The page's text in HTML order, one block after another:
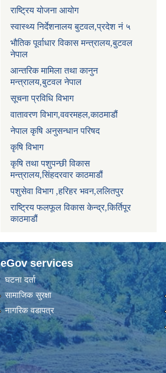
राष्ट्रिय योजना आयोग
स्वास्थ्य निर्देशनालय बुटवल,प्रदेश नं ५
भौतिक पूर्वाधार विकास मन्त्रालय,बुटवल
नेपाल
आन्तरिक मामिला तथा कानुन
मन्त्रालय,बुटवल नेपाल
सूचना प्रविधि विभाग
वातावरण विभाग,ववरमहल,काठमाडौं
नेपाल कृषि अनुसन्धान परिषद
कृषि विभाग
कृषि तथा पशुपन्छी विकास
मन्त्रालय,सिंहदरवार काठमाडौं
पशुसेवा विभाग ,हरिहर भवन,ललितपुर
राष्ट्रिय फलफूल विकास केन्द्र,किर्तिपूर
काठमाडौं
eGov services
घटना दर्ता
सामाजिक सुरक्षा
नागरिक वडापत्र